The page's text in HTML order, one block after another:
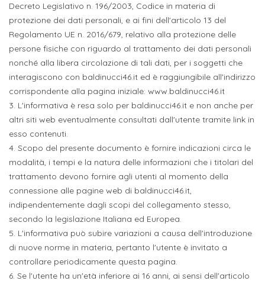
Decreto Legislativo n. 196/2003, Codice in materia di
protezione dei dati personali, e ai fini dell'articolo 13 del
Regolamento UE n. 2016/679, relativo alla protezione delle
persone fisiche con riguardo al trattamento dei dati personali
nonché alla libera circolazione di tali dati, per i soggetti che
interagiscono con baldinucci46.it ed è raggiungibile all'indirizzo
corrispondente alla pagina iniziale: www.baldinucci46.it
3. L'informativa è resa solo per baldinucci46.it e non anche per
altri siti web eventualmente consultati dall'utente tramite link in
esso contenuti.
4. Scopo del presente documento è fornire indicazioni circa le
modalità, i tempi e la natura delle informazioni che i titolari del
trattamento devono fornire agli utenti al momento della
connessione alle pagine web di baldinucci46.it,
indipendentemente dagli scopi del collegamento stesso,
secondo la legislazione Italiana ed Europea.
5. L'informativa può subire variazioni a causa dell'introduzione
di nuove norme in materia, pertanto l'utente è invitato a
controllare periodicamente questa pagina.
6. Se l'utente ha un'età inferiore ai 16 anni, ai sensi dell'articolo